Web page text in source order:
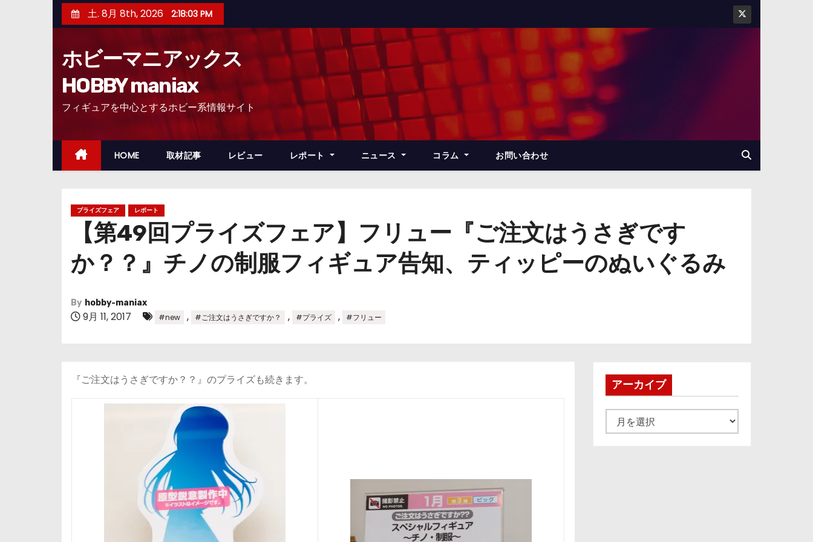
ン
ッ
土. 8月 8th, 2026 2:18:04 PM
ホビーマニアックス
HOBBY maniax
フィギュアを中心とするホビー系情報サイト
HOME 取材記事 レビュー レポート ニュース コラム お問い合わせ
プライズフェア レポート
【第49回プライズフェア】フリュー『ご注文はうさぎです
か？？』チノの制服フィギュア告知、ティッピーのぬいぐるみ
By hobby-maniax
9月 11, 2017 #new , #ご注文はうさぎですか？ , #プライズ , #フリュー
『ご注文はうさぎですか？？』のプライズも続きます。 アーカイブ
ー